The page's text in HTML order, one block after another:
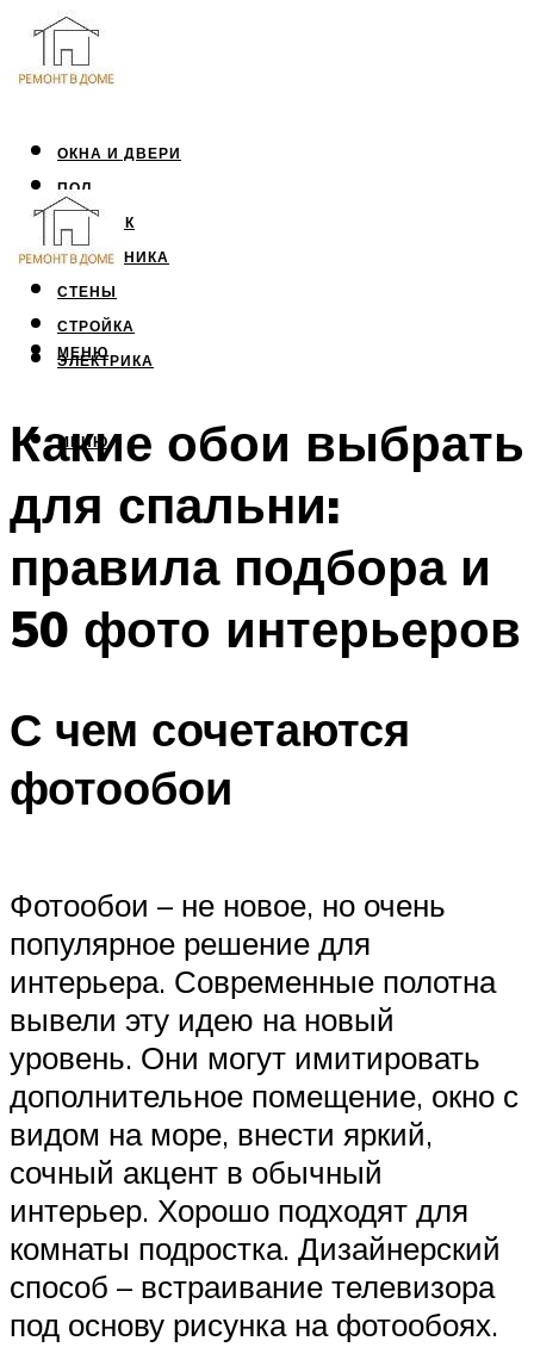
ОКНА И ДВЕРИ
ПОЛ
ПОТОЛОК
САНТЕХНИКА
СТЕНЫ
СТРОЙКА
ЭЛЕКТРИКА
МЕНЮ
МЕНЮ
Какие обои выбрать
для спальни:
правила подбора и
50 фото интерьеров
С чем сочетаются
фотообои
Фотообои – не новое, но очень
популярное решение для
интерьера. Современные полотна
вывели эту идею на новый
уровень. Они могут имитировать
дополнительное помещение, окно с
видом на море, внести яркий,
сочный акцент в обычный
интерьер. Хорошо подходят для
комнаты подростка. Дизайнерский
способ – встраивание телевизора
под основу рисунка на фотообоях.